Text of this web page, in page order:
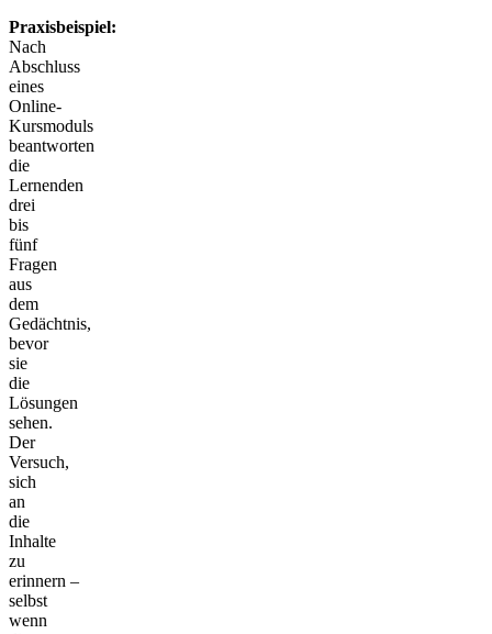
Praxisbeispiel:
Nach
Abschluss
eines
Online-
Kursmoduls
beantworten
die
Lernenden
drei
bis
fünf
Fragen
aus
dem
Gedächtnis,
bevor
sie
die
Lösungen
sehen.
Der
Versuch,
sich
an
die
Inhalte
zu
erinnern –
selbst
wenn